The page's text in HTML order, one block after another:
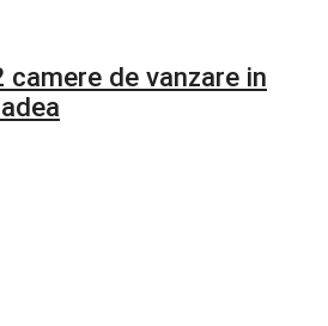
de vanzare in